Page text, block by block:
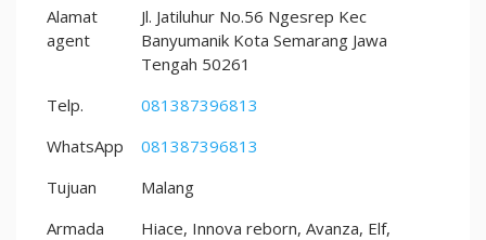
Alamat
agent
Jl. Jatiluhur No.56 Ngesrep Kec
Banyumanik Kota Semarang Jawa
Tengah 50261
Telp.
081387396813
WhatsApp
081387396813
Tujuan
Malang
Armada
Hiace, Innova reborn, Avanza, Elf,